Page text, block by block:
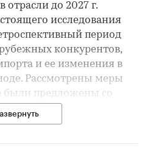
до 2027 г.
исследования
период
конкурентов,
и ее изменения в
Рассмотрены меры
были предложены со
до 2021 г., и меры,
которые